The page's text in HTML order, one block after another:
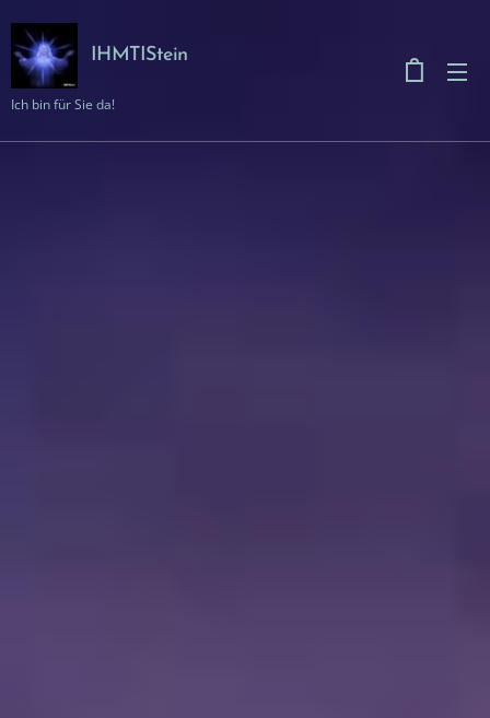
IHMTIStein
Ich bin für Sie da!